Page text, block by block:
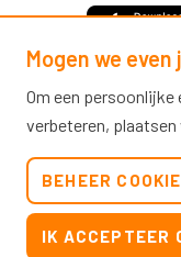
Mogen we
Om een
verbeteren,
BEHEER
IK ACCEPTEER